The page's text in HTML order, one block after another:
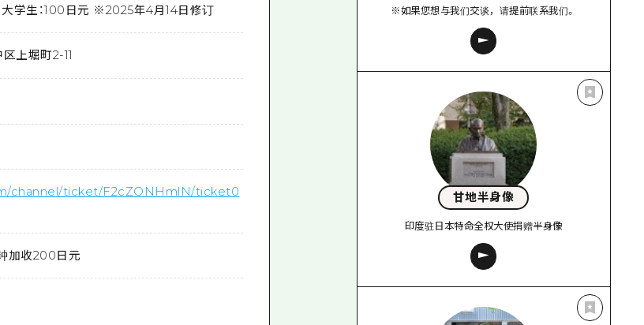
大学生：100日元 ※2025年4月14日修订
上堀町2-11
channel/ticket/F2cZONHmlN/ticket0
加收200日元
※如果您想与我们交谈，请提前联系我们。
甘地半身像
印度驻日本特命全权大使捐赠半身像